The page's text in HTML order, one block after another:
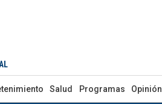
Salud Programas Opinión
crucial de Colombia en el Mundial
de las FARC